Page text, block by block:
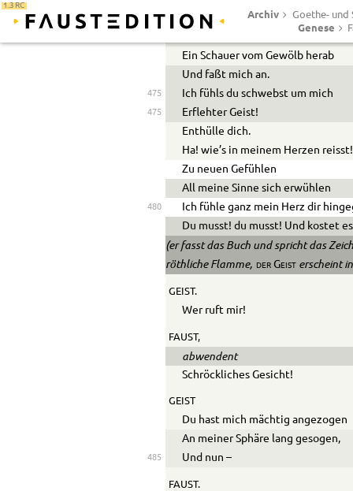
1.3 RC
Archiv Goethe- und
Genese
Es dampft! Es zucken rothe
Ein Schauer vom Gewölb herab
Und faßt mich an.
475 Ich fühls du schwebst um mich
475
Erflehter Geist!
Enthülle dich.
Ha! wie’s in meinem Herzen reisst!
Zu neuen Gefühlen
All meine Sinne sich erwühlen
480
Ich fühle ganz mein Herz dir
Du musst! du musst! Und kostet
(er fasst das Buch und spricht das
röthliche Flamme, der Geisterscheint
GEIST.
Wer ruft mir!
FAUST,
abwendent
Schröckliches Gesicht!
GEIST
Du hast mich mächtig angezogen
An meiner Sphäre lang gesogen,
485 Und nun –
FAUST.